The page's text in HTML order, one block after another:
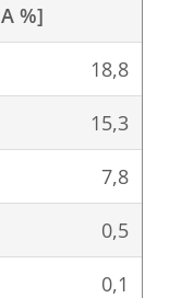
%]
18,8
15,3
7,8
0,5
0,1